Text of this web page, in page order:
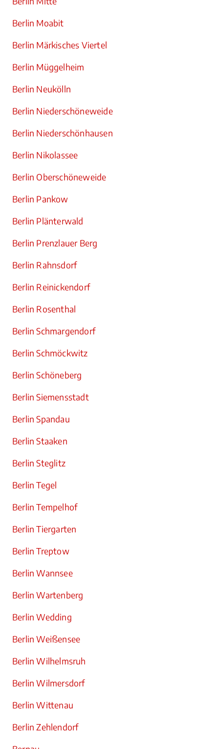
Berlin Moabit
Berlin Märkisches Viertel
Berlin Müggelheim
Berlin Neukölln
Berlin Niederschöneweide
Berlin Niederschönhausen
Berlin Nikolassee
Berlin Oberschöneweide
Berlin Pankow
Berlin Plänterwald
Berlin Prenzlauer Berg
Berlin Rahnsdorf
Berlin Reinickendorf
Berlin Rosenthal
Berlin Schmargendorf
Berlin Schmöckwitz
Berlin Schöneberg
Berlin Siemensstadt
Berlin Spandau
Berlin Staaken
Berlin Steglitz
Berlin Tegel
Berlin Tempelhof
Berlin Tiergarten
Berlin Treptow
Berlin Wannsee
Berlin Wartenberg
Berlin Wedding
Berlin Weißensee
Berlin Wilhelmsruh
Berlin Wilmersdorf
Berlin Wittenau
Berlin Zehlendorf